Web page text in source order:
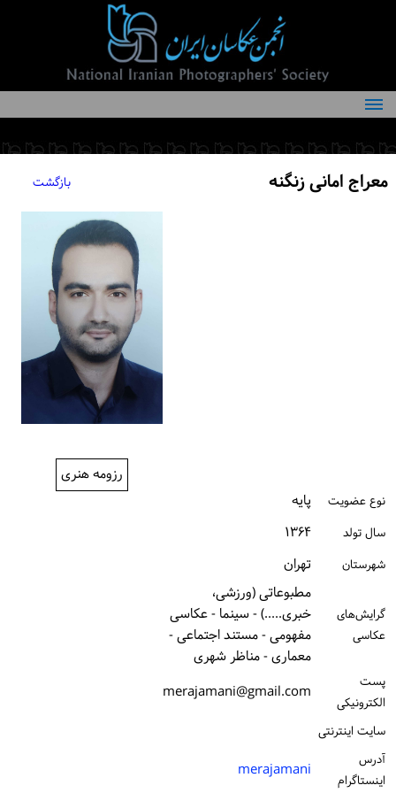
درباره انجمن
کمیته‌های انجمن
معراج امانی زنگنه بازگشت
رزومه هنری
نوع عضویت پایه
سال تولد ۱۳۶۴
شهرستان تهران
گرایش‌های
عکاسی
مطبوعاتی (ورزشی،
خبری.....) - سینما - عکاسی
مفهومی - مستند اجتماعی -
معماری - مناظر شهری
پست
الكترونیكی
merajamani@gmail.com
سایت اینترنتی
آدرس
اینستاگرام
merajamani